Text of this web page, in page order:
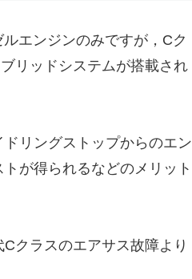
エンジンのみですが，Cク
リッドシステムが搭載され
リングストップからのエン
が得られるなどのメリット
クラスのエアサス故障より